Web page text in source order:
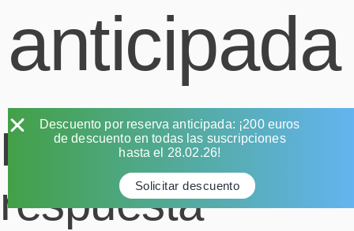
anticipada
Descuento por reserva anticipada: ¡200 euros
de descuento en todas las suscripciones
hasta el 28.02.26!
Solicitar descuento
Deja una
respuesta